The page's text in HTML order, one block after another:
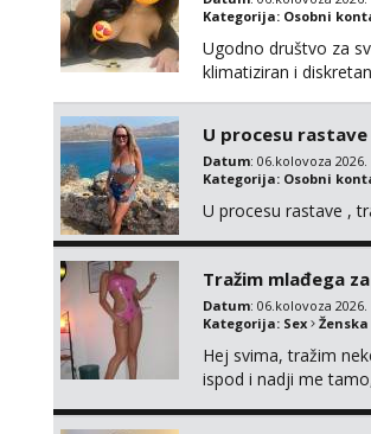
Kategorija: Osobni
Ugodno društvo za
klimatiziran i
U procesu
Datum: 06.kolovoza 2026.
Kategorija: Osobni
U procesu rastave ,
Tražim mlađega
Datum: 06.kolovoza 2026.
Kategorija: Sex
Hej svima, tražim
ispod i nadji me